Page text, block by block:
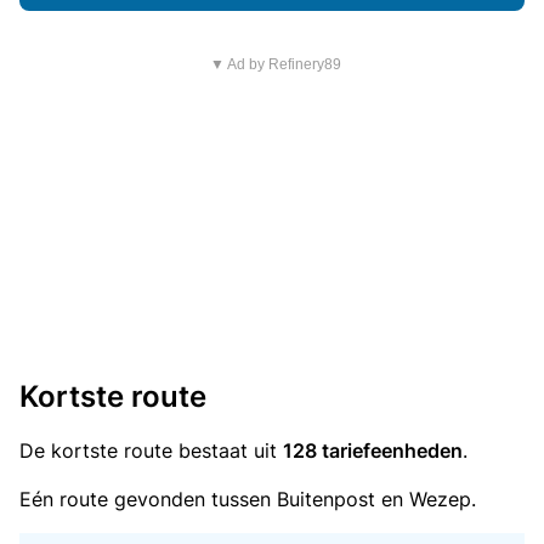
▼ Ad by Refinery89
Kortste route
De kortste route bestaat uit 128 tariefeenheden.
Eén route gevonden tussen Buitenpost en Wezep.